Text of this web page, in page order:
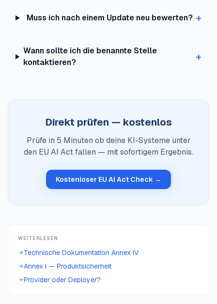
Muss ich nach einem Update neu bewerten? +
Wann sollte ich die benannte Stelle
kontaktieren?
+
Direkt prüfen — kostenlos
Prüfe in 5 Minuten ob deine KI-Systeme unter
den EU AI Act fallen — mit sofortigem Ergebnis.
Kostenloser EU AI Act Check →
WEITERLESEN
Technische Dokumentation Annex IV
Annex I — Produktsicherheit
Provider oder Deployer?